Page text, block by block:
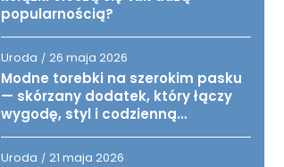
popularnością?
Uroda / 26 maja 2026
Modne torebki na szerokim pasku
— skórzany dodatek, który łączy
wygodę, styl i codzienną
Uroda / 21 maja 2026